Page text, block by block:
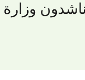
وزارة